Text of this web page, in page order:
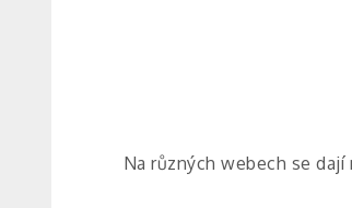
Na různých webech se